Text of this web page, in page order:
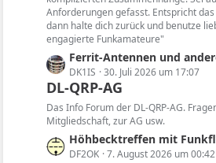
i
t
r
ä
g
e
Anforderungen gefasst. Entspricht
dann halte dich zurück und benutze
engagierte Funkamateure"
L
e
t
z
t
e
B
Ferrit-Antennen und
DK1IS 30. Juli 2026 um 17:07
DL-QRP-AG
Das Info Forum der DL-QRP-AG.
Mitgliedschaft, zur AG usw.
L
e
Höhbecktreffen mit Funkflohmarkt 8/'26 & Infos
DF2OK 7. August 2026 um 00:42